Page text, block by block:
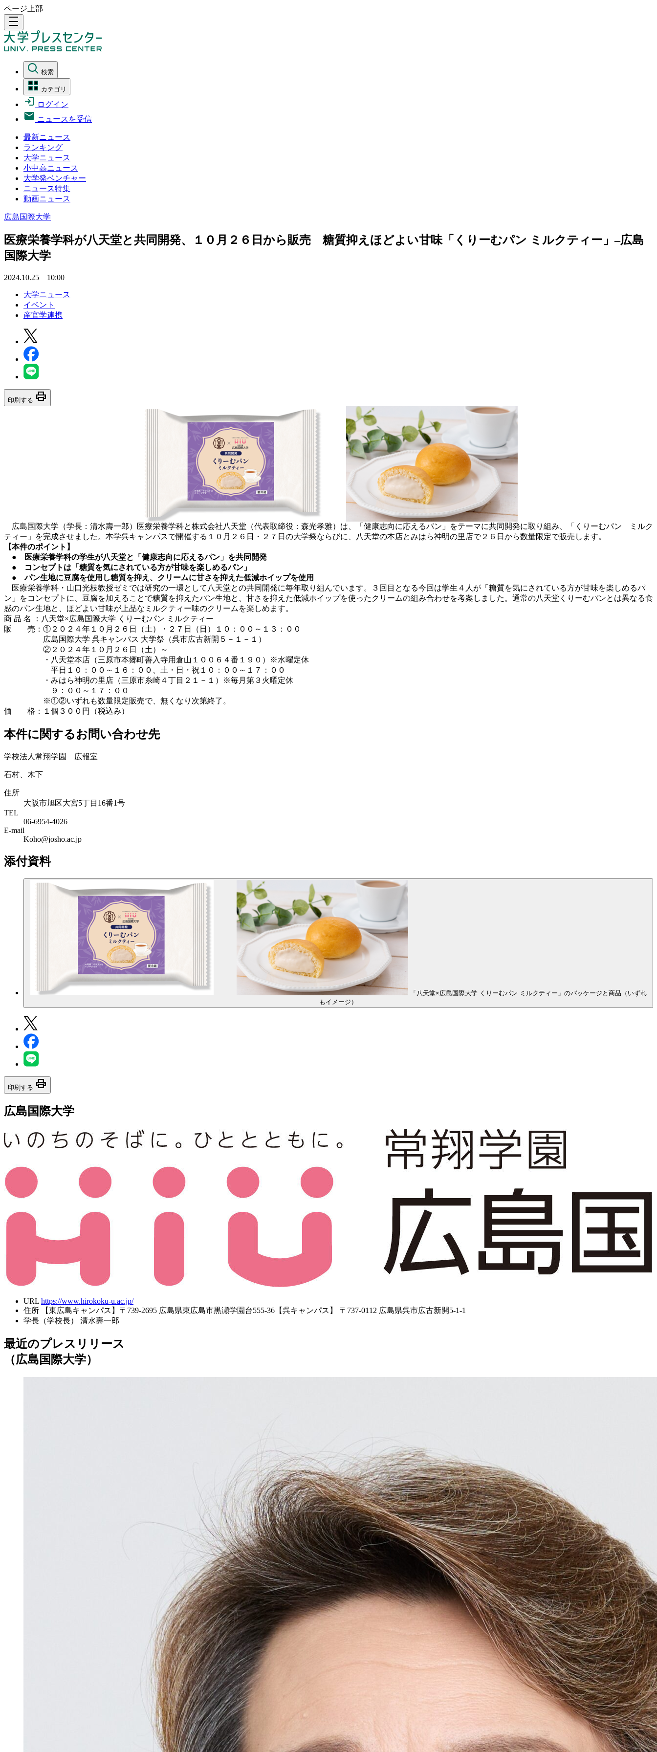
ページ上部
density_medium
検索
カテゴリ
ログイン
ニュースを受信
最新ニュース
ランキング
大学ニュース
小中高ニュース
大学発ベンチャー
ニュース特集
動画ニュース
広島国際大学
医療栄養学科が八天堂と共同開発、１０月２６日から販売 糖質抑えほどよい甘味「くりーむパン ミルクティー」–広島
国際大学
2024.10.25 10:00
大学ニュース
イベント
産官学連携
印刷する print
広島国際大学（学長：清水壽一郎）医療栄養学科と株式会社八天堂（代表取締役：森光孝雅）は、「健康志向に応えるパン」をテーマに共同開発に取り組み、「くりーむパン ミルク
ティー」を完成させました。本学呉キャンパスで開催する１０月２６日・２７日の大学祭ならびに、八天堂の本店とみはら神明の里店で２６日から数量限定で販売します。
【本件のポイント】
● 医療栄養学科の学生が八天堂と「健康志向に応えるパン」を共同開発
● コンセプトは「糖質を気にされている方が甘味を楽しめるパン」
● パン生地に豆腐を使用し糖質を抑え、クリームに甘さを抑えた低減ホイップを使用
医療栄養学科・山口光枝教授ゼミでは研究の一環として八天堂との共同開発に毎年取り組んでいます。３回目となる今回は学生４人が「糖質を気にされている方が甘味を楽しめるパ
ン」をコンセプトに、豆腐を加えることで糖質を抑えたパン生地と、甘さを抑えた低減ホイップを使ったクリームの組み合わせを考案しました。通常の八天堂くりーむパンとは異なる食
感のパン生地と、ほどよい甘味が上品なミルクティー味のクリームを楽しめます。
商 品 名 ：八天堂×広島国際大学 くりーむパン ミルクティー
販 売：①２０２４年１０月２６日（土）・２７日（日）１０：００～１３：００
広島国際大学 呉キャンパス 大学祭（呉市広古新開５－１－１）
②２０２４年１０月２６日（土）～
・八天堂本店（三原市本郷町善入寺用倉山１００６４番１９０）※水曜定休
平日１０：００～１６：００、土・日・祝１０：００～１７：００
・みはら神明の里店（三原市糸崎４丁目２１－１）※毎月第３火曜定休
９：００～１７：００
※①②いずれも数量限定販売で、無くなり次第終了。
価 格：１個３００円（税込み）
本件に関するお問い合わせ先
学校法人常翔学園 広報室
石村、木下
住所
大阪市旭区大宮5丁目16番1号
TEL
06-6954-4026
E-mail
Koho@josho.ac.jp
添付資料
「八天堂×広島国際大学 くりーむパン ミルクティー」のパッケージと商品（いずれ
もイメージ）
印刷する print
広島国際大学
URL https://www.hirokoku-u.ac.jp/
住所
【東広島キャンパス】〒739-2695 広島県東広島市黒瀬学園台555-36【呉キャンパス】 〒737-0112 広島県呉市広古新開5-1-1
学長（学校長）
清水壽一郎
最近のプレスリリース
（広島国際大学）